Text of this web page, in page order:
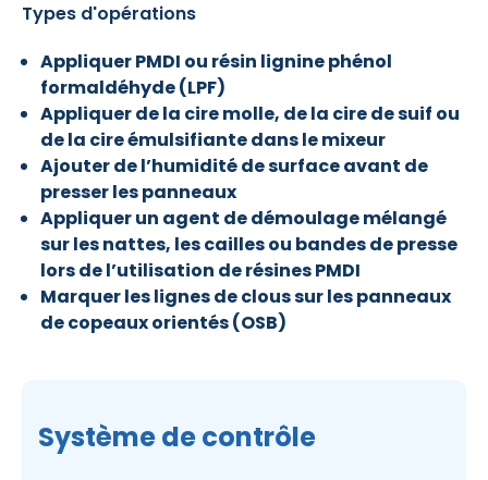
Types d'opérations
Appliquer PMDI ou résin lignine phénol
formaldéhyde (LPF)
Appliquer de la cire molle, de la cire de suif ou
de la cire émulsifiante dans le mixeur
Ajouter de l’humidité de surface avant de
presser les panneaux
Appliquer un agent de démoulage mélangé
sur les nattes, les cailles ou bandes de presse
lors de l’utilisation de résines PMDI
Marquer les lignes de clous sur les panneaux
de copeaux orientés (OSB)
Système de contrôle